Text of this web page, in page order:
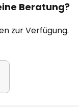
Beratung?
zur Verfügung.